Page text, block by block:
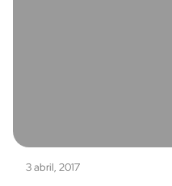
3 abril, 2017